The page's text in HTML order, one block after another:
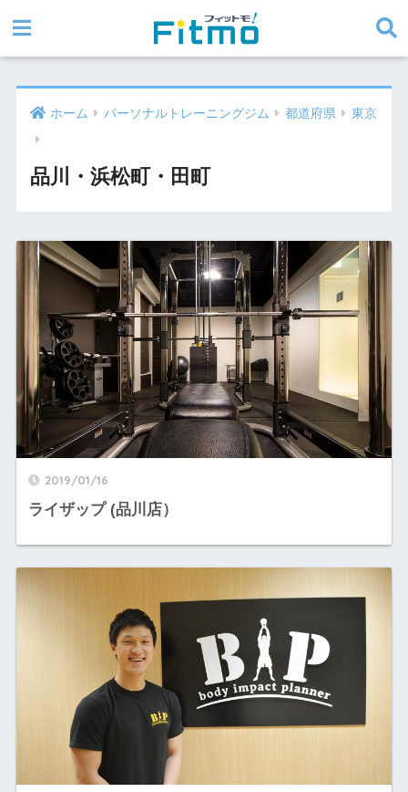
ホーム パーソナルトレーニングジム 都道府県 東京
品川・浜松町・田町
2019/01/16
ライザップ (品川店）